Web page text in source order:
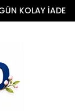
İADE